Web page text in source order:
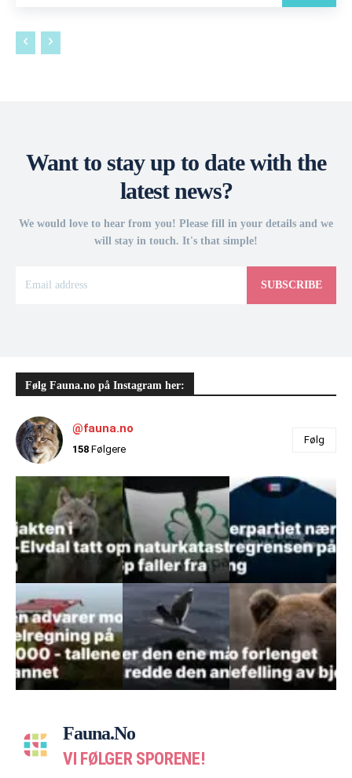
Want to stay up to date with the
latest news?
We would love to hear from you! Please fill in your details and we
will stay in touch. It's that simple!
SUBSCRIBE
Følg Fauna.no på Instagram her:
@fauna.no
158 Følgere
Følg
Fauna.no
VI FØLGER SPORENE!